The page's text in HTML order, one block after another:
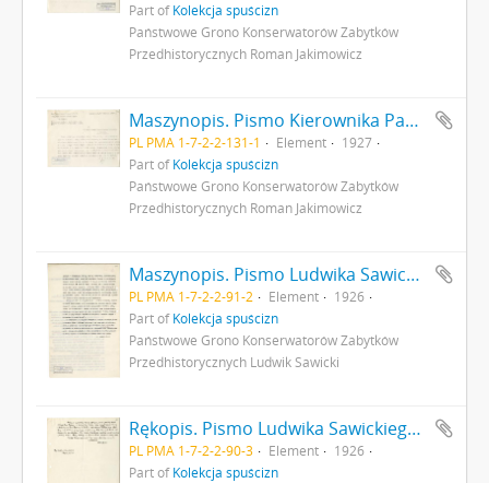
Part ofKolekcja spuścizn
Państwowe Grono Konserwatorów Zabytków
Przedhistorycznych Roman Jakimowicz
Maszynopis. Pismo Kierownika Państwowego Grona Konserwatorów Zabytków Przedhistorycznych nr 354-IX z dn. 20 kwietnia 1927 r. do Ministerstwa Wyznań Religijnych i Oświecenia Publicznego odsyłające do ministerstwa pisemny wniosek (nr kanc. pisma 280) konserwatora M. Drewko z dn. 20 kwietnia 1927 r. o zasiłek na badania wykopaliskowe w Gródku pow. Równe w 1927 r. s. 1
PL PMA 1-7-2-2-131-1 Element
1927
Part ofKolekcja spuścizn
Państwowe Grono Konserwatorów Zabytków
Przedhistorycznych Roman Jakimowicz
Maszynopis. Pismo Ludwika Sawickiego do Ministra Robót Publicznych z dnia 25 sierpnia 1926 r. - podanie o dofinansowanie badań archeologicznych a także opisujące rezultaty dotychczasowych badań archeologicznych w Gródku pow. Równe s. 2: cd. strona z pieczątką Działu Dokumentacji PMA
PL PMA 1-7-2-2-91-2 Element
1926
Part ofKolekcja spuścizn
Państwowe Grono Konserwatorów Zabytków
Przedhistorycznych Ludwik Sawicki
Rękopis. Pismo Ludwika Sawickiego z dnia 3 września 1926 r. do Premiera RP opisujące rezultaty badań archeologicznych w Gródku pow. Równe. Pismo stanowi załącznik do pisma MWRiOP nr IVN9979/26 z dnia 22 września 1926 r. do PGKZP s. 3: cd. strona z pieczątką Działu Dokumentacji PMA
PL PMA 1-7-2-2-90-3 Element
1926
Part ofKolekcja spuścizn